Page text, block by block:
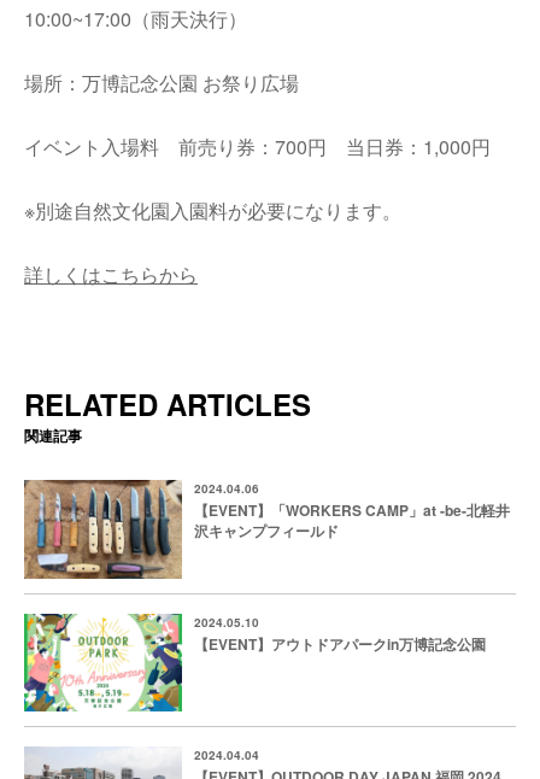
10:00~17:00（雨天決行）
場所：万博記念公園 お祭り広場
イベント入場料 前売り券：700円 当日券：1,000円
※別途自然文化園入園料が必要になります。
詳しくはこちらから
RELATED ARTICLES
関連記事
2024.04.06
【EVENT】「WORKERS CAMP」at -be-北軽井
沢キャンプフィールド
2024.05.10
【EVENT】アウトドアパークin万博記念公園
2024.04.04